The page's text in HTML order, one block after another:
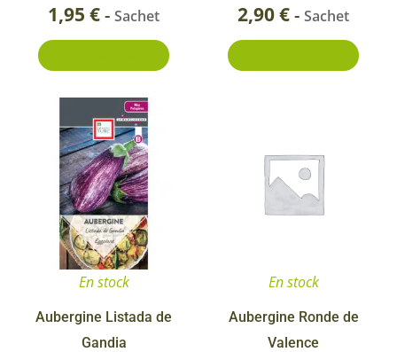
1,95 €- Sachet 2,90€- Sachet
En stock
Aubergine Listada de
Gandia
En stock
Aubergine Ronde de
Valence